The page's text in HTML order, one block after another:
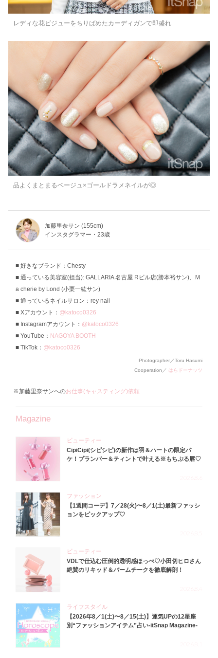
レディな花ビジューをちりばめたカーディガンで即盛れ
品よくまとまるベージュ×ゴールドラメネイルが◎
加藤里奈サン (155cm)
インスタグラマー・23歳
好きなブランド：Chesty
通っている美容室(担当): GALLARIA 名古屋 Rビル店(勝本裕サン)、M
a cherie by Lond (小栗一紘サン)
通っているネイルサロン：rey nail
Xアカウント： @katoco0326
Instagramアカウント： @katoco0326
YouTube： NAGOYA BOOTH
TikTok： @katoco0326
Photographer／Toru Hasumi
Cooperation／ はらドーナッツ
※加藤里奈サンへのお仕事(キャスティング)依頼
Magazine
ビューティー
CipiCipi(シピシピ)の新作は羽＆ハートの限定パ
ケ！プランパー＆ティントで叶える※もちぷる唇♡
ファッション
【1週間コーデ】7／28(火)〜8／1(土)最新ファッシ
ョンをピックアップ♡
ビューティー
VDLで仕込む圧倒的透明感ほっぺ♡小田切ヒロさん
絶賛のリキッド＆バームチークを徹底解剖！
ライフスタイル
【2026年8／1(土)〜8／15(土)】運気UPの12星座
別“ファッションアイテム”占い-itSnap Magazine-